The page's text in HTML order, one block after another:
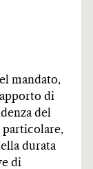
mandato,
di
del
particolare,
durata
di